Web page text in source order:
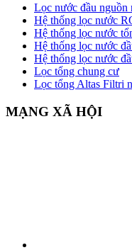
Lọc nước đầu nguồn
Hệ thống lọc nước
Hệ thống lọc nước
Hệ thống lọc nước
Hệ thống lọc nước
Lọc tổng chung cư
Lọc tổng Altas Filtri
MẠNG XÃ HỘI